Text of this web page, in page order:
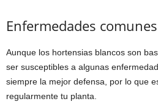
Enfermedades
Aunque los hortensias blancos son
ser susceptibles a algunas
siempre la mejor defensa, por lo que
regularmente tu planta.